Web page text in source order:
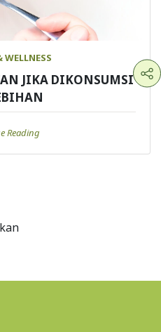
WELLNESS
JIKA DIKONSUMSI
Reading